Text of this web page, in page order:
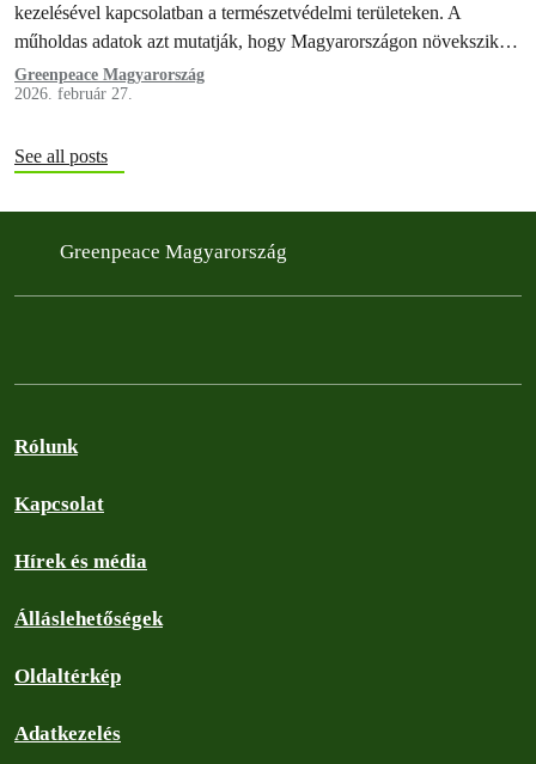
kezelésével kapcsolatban a természetvédelmi területeken. A
műholdas adatok azt mutatják, hogy Magyarországon növekszik a
fakitermelés azokban az erdőkben, amelyeket elvileg az Európai
Unió…
Greenpeace Magyarország
2026. február 27.
See all posts
Greenpeace Magyarország
Rólunk
Kapcsolat
Hírek és média
Álláslehetőségek
Oldaltérkép
Adatkezelés